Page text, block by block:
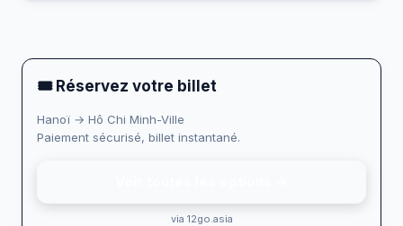
🎟 Réservez votre billet
Hanoï → Hô Chi Minh-Ville
Paiement sécurisé, billet instantané.
via 12go.asia